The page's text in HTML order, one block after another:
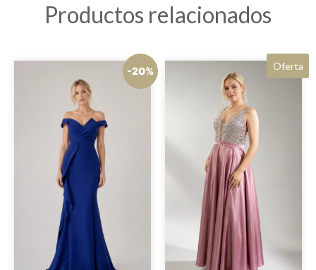
Productos relacionados
-20% Oferta